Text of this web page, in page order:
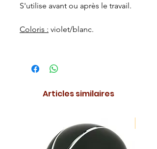
S'utilise avant ou après le travail.
Coloris : violet/blanc.
Articles similaires